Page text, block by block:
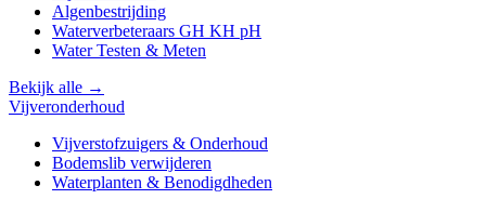
Algenbestrijding
Waterverbeteraars GH KH pH
Water Testen & Meten
Bekijk alle →
Vijveronderhoud
Vijverstofzuigers & Onderhoud
Bodemslib verwijderen
Waterplanten & Benodigdheden